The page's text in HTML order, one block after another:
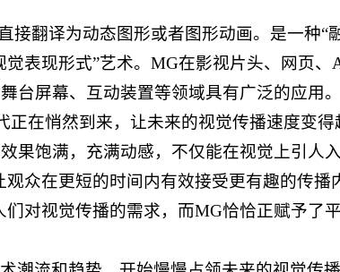
接翻译为动态图形或者图形动画。是一种“
表现形式”艺术。MG在影视片头、网页、
台屏幕、互动装置等领域具有广泛的应用。
正在悄然到来，让未来的视觉传播速度变得
果饱满，充满动感，不仅能在视觉上引人
众在更短的时间内有效接受更有趣的传播
对视觉传播的需求，而MG恰恰正赋予了